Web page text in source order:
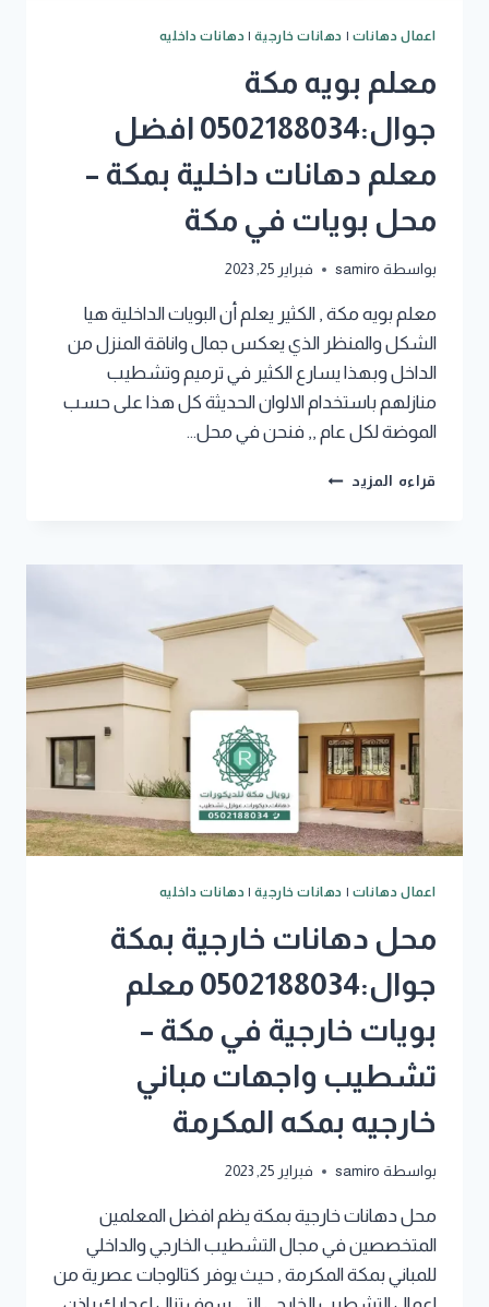
اعمال دهانات | دهانات خارجية| دهانات داخليه
معلم بويه مكة
جوال:0502188034 افضل
معلم دهانات داخلية بمكة –
محل بويات في مكة
بواسطة samiro فبراير 25, 2023
معلم بويه مكة , الكثير يعلم أن البويات الداخلية هيا
الشكل والمنظر الذي يعكس جمال واناقة المنزل من
الداخل وبهذا يسارع الكثير في ترميم وتشطيب
منازلهم باستخدام الالوان الحديثة كل هذا على حسب
الموضة لكل عام ,, فنحن في محل…
قراءه المزيد معلم
افضل
داخلية
–
بويات
في
مكة
اعمال دهانات | دهانات خارجية| دهانات داخليه
محل دهانات خارجية بمكة
جوال:0502188034 معلم
بويات خارجية في مكة –
تشطيب واجهات مباني
خارجيه بمكه المكرمة
بواسطة samiro فبراير 25, 2023
محل دهانات خارجية بمكة يظم افضل المعلمين
المتخصصين في مجال التشطيب الخارجي والداخلي
للمباني بمكة المكرمة , حيث يوفر كتالوجات عصرية من